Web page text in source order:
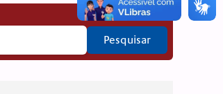
Pesquisar